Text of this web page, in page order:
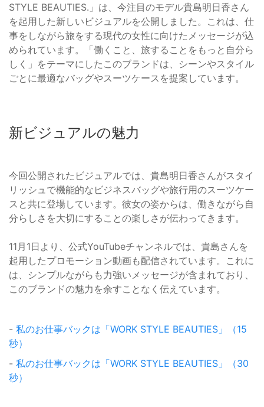
STYLE BEAUTIES.」は、今注目のモデル貴島明日香さん
を起用した新しいビジュアルを公開しました。これは、仕
事をしながら旅をする現代の女性に向けたメッセージが込
められています。「働くこと、旅することをもっと自分ら
しく」をテーマにしたこのブランドは、シーンやスタイル
ごとに最適なバッグやスーツケースを提案しています。
新ビジュアルの魅力
今回公開されたビジュアルでは、貴島明日香さんがスタイ
リッシュで機能的なビジネスバッグや旅行用のスーツケー
スと共に登場しています。彼女の姿からは、働きながら自
分らしさを大切にすることの楽しさが伝わってきます。
11月1日より、公式YouTubeチャンネルでは、貴島さんを
起用したプロモーション動画も配信されています。これに
は、シンプルながらも力強いメッセージが含まれており、
このブランドの魅力を余すことなく伝えています。
- 私のお仕事バックは「WORK STYLE BEAUTIES」（15
秒）
- 私のお仕事バックは「WORK STYLE BEAUTIES」（30
秒）